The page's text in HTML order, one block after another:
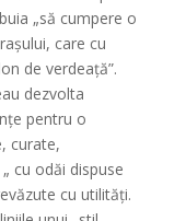
„să cumpere o
care cu
de verdeață”.
dezvolta
pentru o
curate,
cu odăi dispuse
cu utilități.